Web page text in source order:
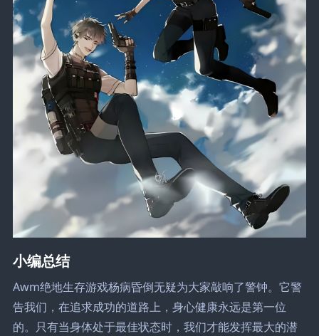
小编总结
Awm绝地生存游戏杨病昏倒无疑为大家敲响了警钟。它警
告我们，在追求成功的道路上，身心健康永远是第一位
的。只有当身体处于最佳状态时，我们才能发挥最大的潜